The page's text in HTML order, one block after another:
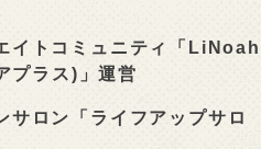
イトコミュニティ「LiNoah
プラス)」運営
サロン「ライフアップサロ